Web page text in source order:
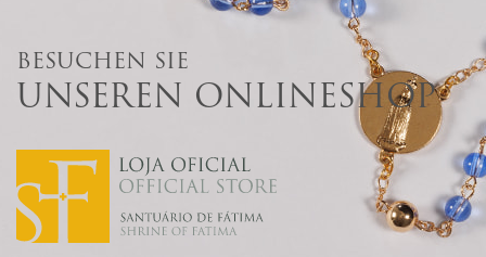
BESUCHEN SIE
UNSEREN ONLINESHOP